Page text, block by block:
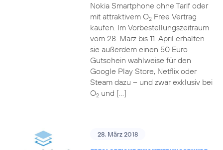
Nokia Smartphone ohne Tarif oder
mit attraktivem O2Free Vertrag
kaufen. Im Vorbestellungszeitraum
vom 28. März bis 11. April erhalten
sie außerdem einen 50 Euro
Gutschein wahlweise für den
Google Play Store, Netflix oder
Steam dazu – und zwar exklusiv bei
O2und […]
28. März 2018